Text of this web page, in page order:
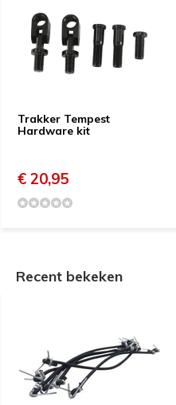
Trakker Tempest
Hardware kit
€ 20,95
Recent bekeken